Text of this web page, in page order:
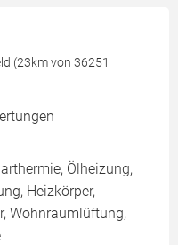
(23km von 36251
Ölheizung,
Heizkörper,
Wohnraumlüftung,